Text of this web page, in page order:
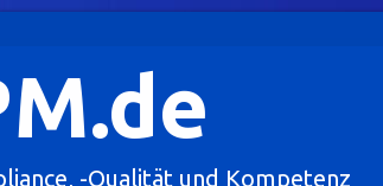
-Qualität und Kompetenz